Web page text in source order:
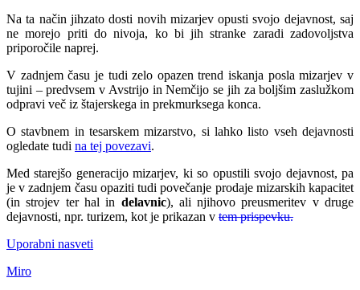
Na ta način jihzato dosti novih mizarjev opusti svojo dejavnost, saj
ne morejo priti do nivoja, ko bi jih stranke zaradi zadovoljstva
priporočile naprej.
V zadnjem času je tudi zelo opazen trend iskanja posla mizarjev v
tujini – predvsem v Avstrijo in Nemčijo se jih za boljšim zaslužkom
odpravi več iz štajerskega in prekmurksega konca.
O stavbnem in tesarskem mizarstvo, si lahko listo vseh dejavnosti
ogledate tudi na tej povezavi.
Med starejšo generacijo mizarjev, ki so opustili svojo dejavnost, pa
je v zadnjem času opaziti tudi povečanje prodaje mizarskih kapacitet
(in strojev ter hal in delavnic), ali njihovo preusmeritev v druge
dejavnosti, npr. turizem, kot je prikazan v tem prispevku.
Uporabni nasveti
Miro